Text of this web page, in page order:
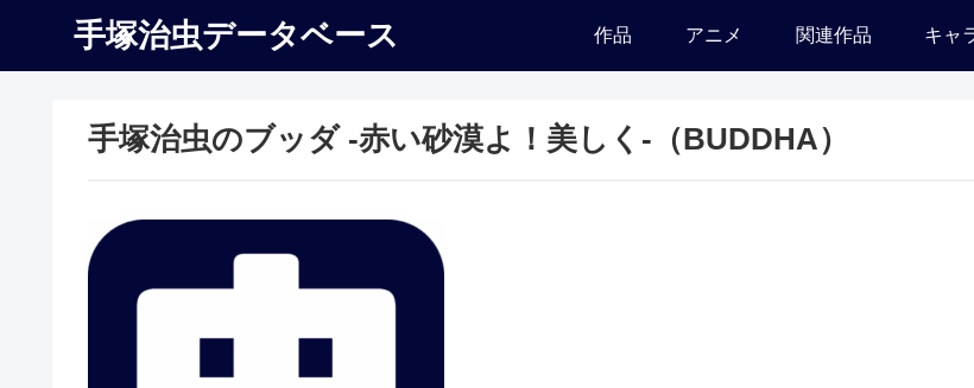
手塚治虫データベース 作品 アニメ 関連作品 キャ
手塚治虫のブッダ -赤い砂漠よ！美しく-（BUDDHA）